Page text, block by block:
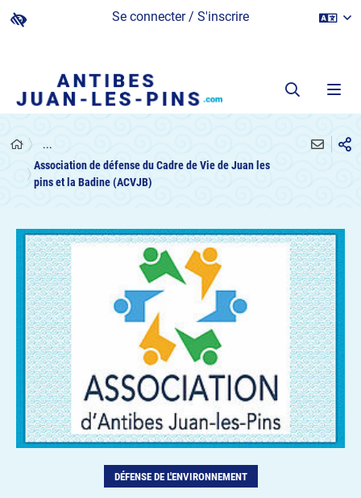
Se connecter / S'inscrire
...
Association de défense du Cadre de Vie de Juan les
pins et la Badine (ACVJB)
DÉFENSE DE L'ENVIRONNEMENT